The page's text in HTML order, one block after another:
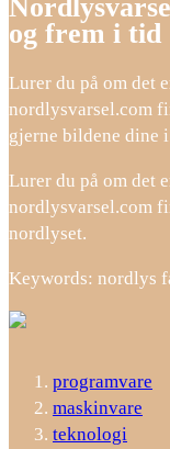
og frem i tid
Lurer du på om det
nordlysvarsel.com
gjerne bildene dine
Lurer du på om det
nordlysvarsel.com
nordlyset.
Keywords: nordlys
programvare
maskinvare
teknologi